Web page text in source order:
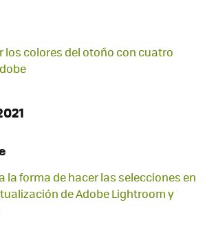
los colores del otoño con cuatro
la forma de hacer las selecciones en
de Adobe Lightroom y